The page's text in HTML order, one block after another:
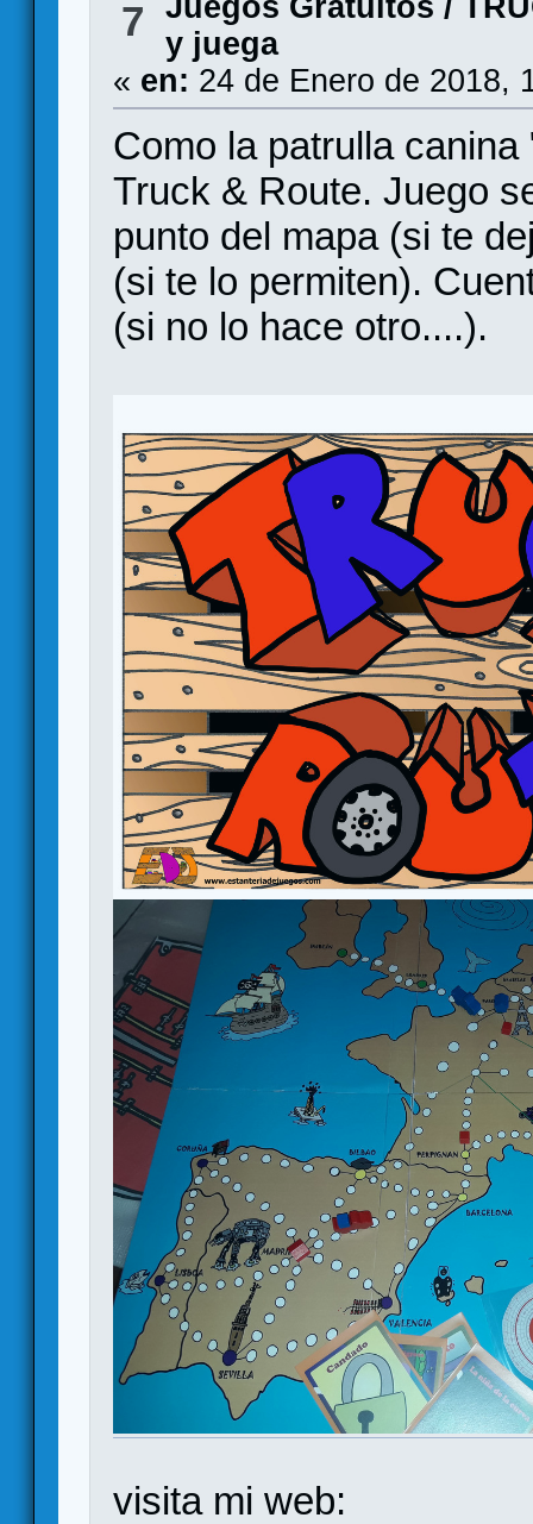
7 Juegos Gratuitos /
y juega
« en: 24 de Enero de 2018,
Como la patrulla
Truck & Route. Juego
punto del mapa (si te
(si te lo permiten).
(si no lo hace otro....).
visita mi web: